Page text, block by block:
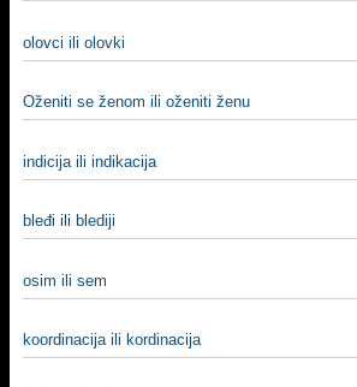
olovci ili olovki
Oženiti se ženom ili oženiti ženu
indicija ili indikacija
bleđi ili blediji
osim ili sem
koordinacija ili kordinacija